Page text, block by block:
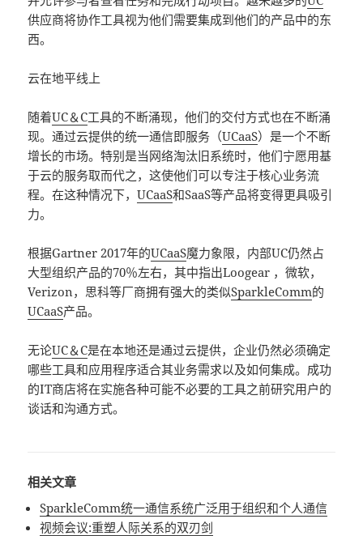
供应商将协作工具视为他们需要集成到他们的产品中的东
西。
云在地平线上
随着UC＆C工具的不断涌现，他们的交付方式也在不断涌
现。通过云提供的统一通信即服务（UCaaS）是一个不断
增长的市场。特别是当网络淘汰旧系统时，他们宁愿用基
于云的服务取而代之，这使他们可以专注于核心业务流
程。在这种情况下，UCaaS和SaaS等产品将变得更具吸引
力。
根据Gartner 2017年的UCaaS魔力象限，内部UC仍然占
大型组织产品的70％左右，其中指出Loogear ，微软，
Verizon，思科等厂商拥有强大的类似SparkleComm的
UCaaS产品。
无论UC＆C是在本地还是通过云提供，企业仍然必须确定
哪些工具和应用程序适合其业务需求以及如何集成。成功
的IT商店将在实施各种可能不必要的工具之前研究用户的
谈话和沟通方式。
相关文章
SparkleComm统一通信系统广泛用于组织和个人通信
视频会议:重塑人际关系的双刃剑